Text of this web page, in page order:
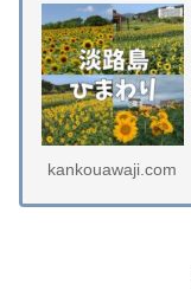
kankouawaji.com